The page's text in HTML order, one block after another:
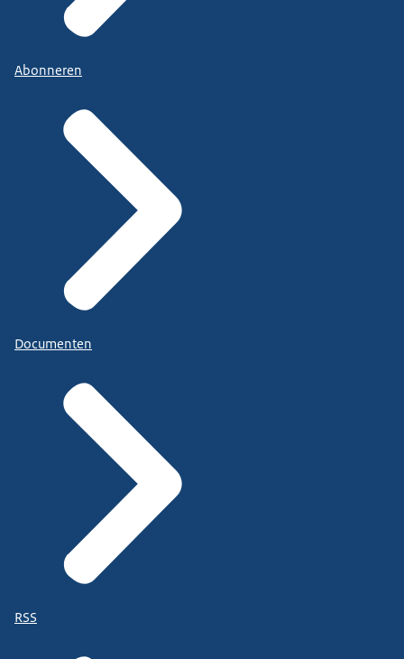
Abonneren
Documenten
RSS